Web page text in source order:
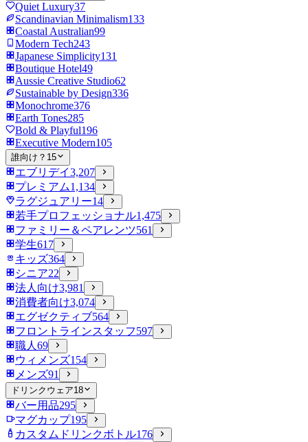
Quiet Luxury37
Scandinavian Minimalism133
Coastal Australian99
Modern Tech243
Japanese Simplicity131
Boutique Hotel49
Aussie Creative Studio62
Sustainable by Design336
Monochrome376
Earth Tones285
Bold & Playful196
Executive Modern105
誰向け？ 15
エブリデイ3,207
プレミアム1,134
ラグジュアリー14
若手プロフェッショナル1,475
ファミリー＆ペアレンツ561
学生617
キッズ364
シニア22
法人向け3,981
消費者向け3,074
エグゼクティブ564
フロントラインスタッフ597
職人 69
ウィメンズ154
メンズ91
ドリンクウェア18
バー用品295
マグカップ195
カスタムドリンクボトル176